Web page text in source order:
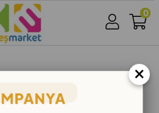
Google İle Bağlan
0
×